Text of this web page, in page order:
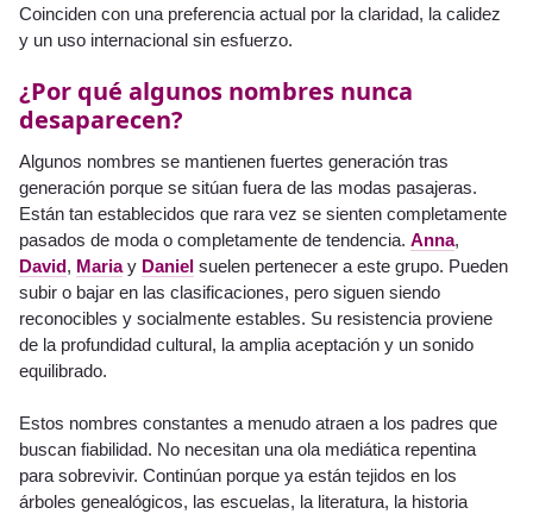
Coinciden con una preferencia actual por la claridad, la calidez
y un uso internacional sin esfuerzo.
¿Por qué algunos nombres nunca
desaparecen?
Algunos nombres se mantienen fuertes generación tras
generación porque se sitúan fuera de las modas pasajeras.
Están tan establecidos que rara vez se sienten completamente
pasados de moda o completamente de tendencia. Anna,
David, Mariay Daniel suelen pertenecer a este grupo. Pueden
subir o bajar en las clasificaciones, pero siguen siendo
reconocibles y socialmente estables. Su resistencia proviene
de la profundidad cultural, la amplia aceptación y un sonido
equilibrado.
Estos nombres constantes a menudo atraen a los padres que
buscan fiabilidad. No necesitan una ola mediática repentina
para sobrevivir. Continúan porque ya están tejidos en los
árboles genealógicos, las escuelas, la literatura, la historia